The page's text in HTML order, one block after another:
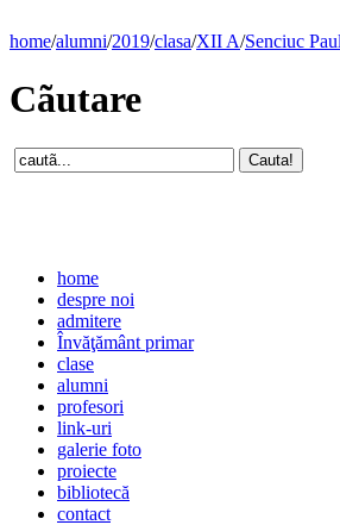
home/alumni/2019/clasa/XII A/Senciuc
Cãutare
home
despre noi
admitere
Învăţământ primar
clase
alumni
profesori
link-uri
galerie foto
proiecte
bibliotecă
contact